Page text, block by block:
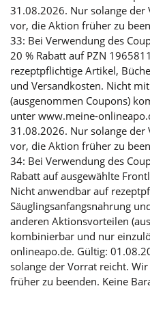
31.08.2026. Nur solange
vor, die Aktion früher zu
33: Bei Verwendung des
20 % Rabatt auf PZN
rezeptpflichtige Artikel,
und Versandkosten. Nicht
(ausgenommen Coupons)
unter www.meine-
31.08.2026. Nur solange
vor, die Aktion früher zu
34: Bei Verwendung des
Rabatt auf ausgewählte
Nicht anwendbar auf
Säuglingsanfangsnahrung
anderen Aktionsvorteilen
kombinierbar und nur
onlineapo.de. Gültig:
solange der Vorrat reicht.
früher zu beenden. Keine